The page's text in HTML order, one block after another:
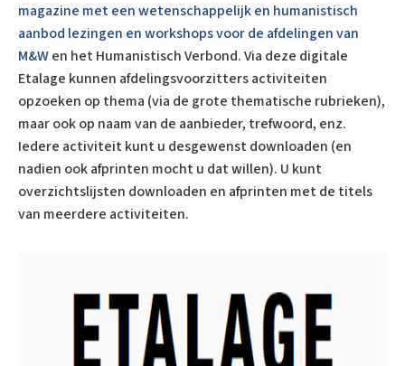
magazine met een wetenschappelijk en humanistisch
aanbod lezingen en workshops voor de afdelingen van
M&Wen het Humanistisch Verbond. Via deze digitale
Etalage kunnen afdelingsvoorzitters activiteiten
opzoeken op thema (via de grote thematische rubrieken),
maar ook op naam van de aanbieder, trefwoord, enz.
Iedere activiteit kunt u desgewenst downloaden (en
nadien ook afprinten mocht u dat willen). U kunt
overzichtslijsten downloaden en afprinten met de titels
van meerdere activiteiten.